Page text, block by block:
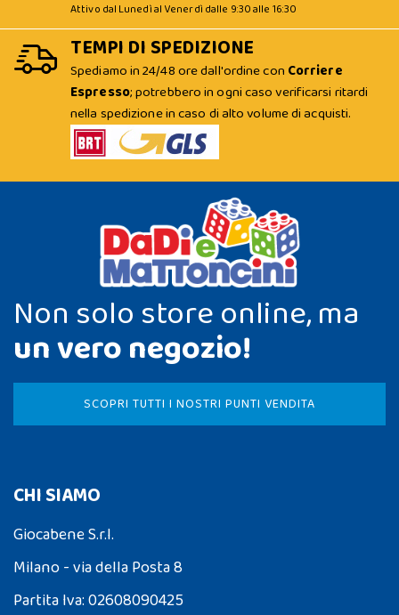
Attivo dal Lunedì al Venerdì dalle 9:30 alle 16:30
TEMPI DI SPEDIZIONE
Spediamo in 24/48 ore dall'ordine con Corriere
Espresso; potrebbero in ogni caso verificarsi ritardi
nella spedizione in caso di alto volume di acquisti.
Non solo store online, ma
un vero negozio!
SCOPRI TUTTI I NOSTRI PUNTI VENDITA
CHI SIAMO
Giocabene S.r.l.
Milano - via della Posta 8
Partita Iva: 02608090425